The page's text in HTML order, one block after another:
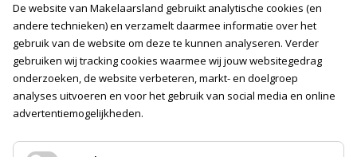
Vacatures
Volg ons
De website van Makelaarsland gebruikt analytische cookies (en
andere technieken) en verzamelt daarmee informatie over het
gebruik van de website om deze te kunnen analyseren. Verder
gebruiken wij tracking cookies waarmee wij jouw websitegedrag
onderzoeken, de website verbeteren, markt- en doelgroep
analyses uitvoeren en voor het gebruik van social media en online
advertentiemogelijkheden.